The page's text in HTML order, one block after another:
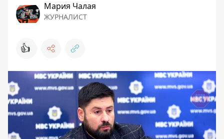
Мария Чалая
ЖУРНАЛИСТ
👍